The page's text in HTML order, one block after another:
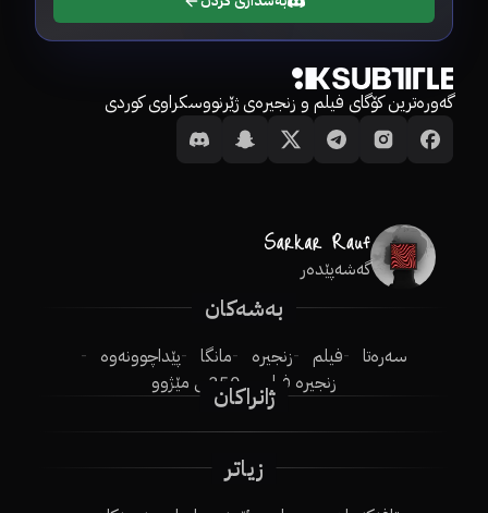
گەورەترین کۆگای فیلم و زنجیرەی ژێرنووسکراوی کوردی
گەشەپێدەر
بەشەکان
سەرەتا فیلم زنجیرە مانگا
پێداچوونەوە
زنجیرە فیلم
250ـی مێژوو
ژانراکان
زیاتر